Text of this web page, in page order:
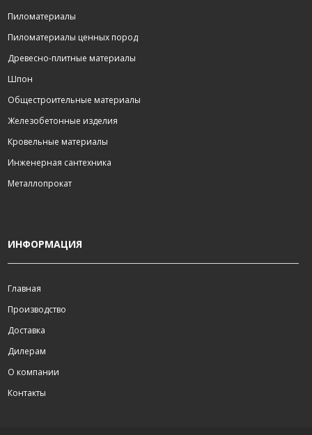
Пиломатериалы
Пиломатериалы ценных пород
Древесно-плитные материалы
Шпон
Общестроительные материалы
Железобетонные изделия
Кровельные материалы
Инженерная сантехника
Металлопрокат
ИНФОРМАЦИЯ
Главная
Производство
Доставка
Дилерам
О компании
Контакты